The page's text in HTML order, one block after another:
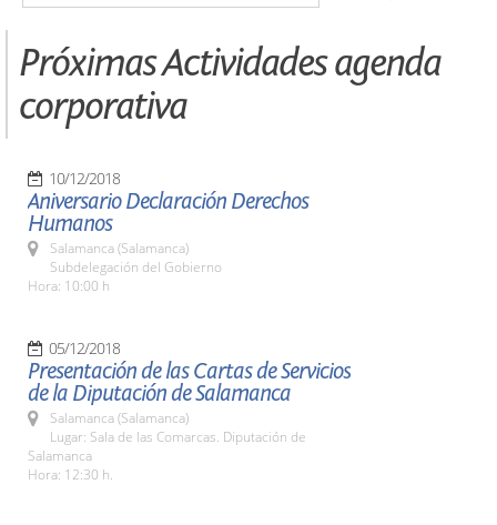
Próximas Actividades agenda
corporativa
10/12/2018
Aniversario Declaración Derechos
Humanos
Salamanca (Salamanca)
Subdelegación del Gobierno
Hora: 10:00 h
05/12/2018
Presentación de las Cartas de Servicios
de la Diputación de Salamanca
Salamanca (Salamanca)
Lugar: Sala de las Comarcas. Diputación de
Salamanca
Hora: 12:30 h.